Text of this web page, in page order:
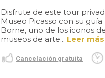
Disfrute de este tour
Museo Picasso con su
Borne, uno de los iconos
museos de arte... Leer más
Cancelación gratuita